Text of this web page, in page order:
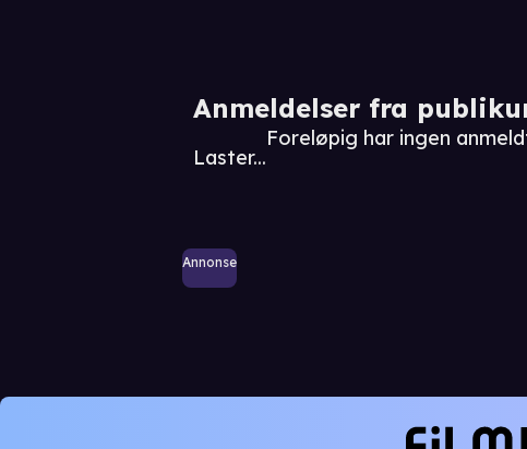
Anmeldelser fra
Laster...
Foreløpig har ingen
Annonse